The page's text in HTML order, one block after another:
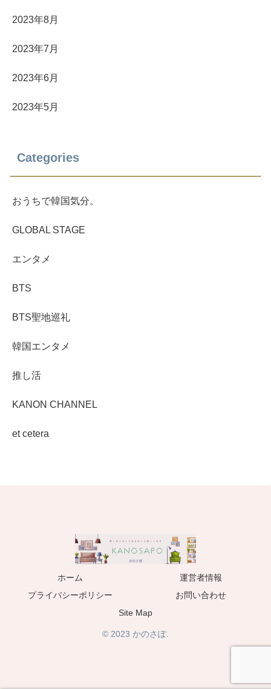
2023年8月
2023年7月
2023年6月
2023年5月
Categories
おうちで韓国気分。
GLOBAL STAGE
エンタメ
BTS
BTS聖地巡礼
韓国エンタメ
推し活
KANON CHANNEL
et cetera
ホーム
運営者情報
プライバシーポリシー
お問い合わせ
Site Map
© 2023 かのさぽ.